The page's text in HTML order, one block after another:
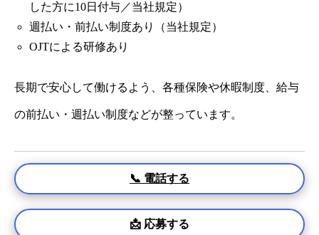
した方に10日付与／当社規定）
週払い・前払い制度あり（当社規定）
OJTによる研修あり
長期で安心して働けるよう、各種保険や休暇制度、給与
の前払い・週払い制度などが整っています。
📞 電話する
📩 応募する